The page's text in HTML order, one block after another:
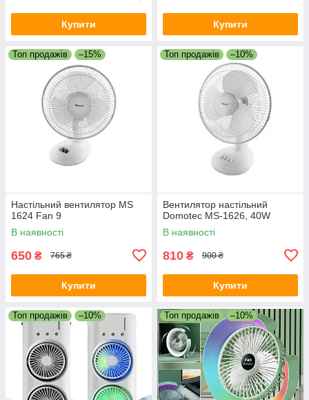
Купити Купити
Топ продажів –15%
Настільний вентилятор MS
1624 Fan 9
В наявності
650 ₴ 765 ₴
Купити
Топ продажів –10%
Вентилятор настільний
Domotec MS-1626, 40W
В наявності
810 ₴ 900 ₴
Купити
Топ продажів –10% Топ продажів –10%